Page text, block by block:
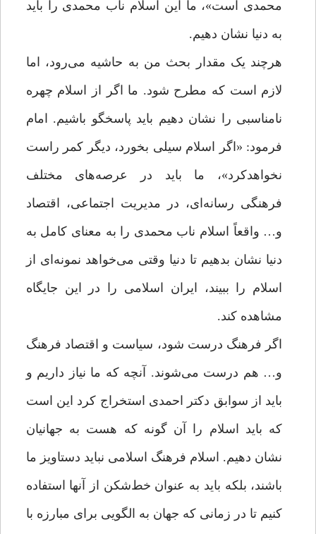
محمدی است»، ما این اسلام ناب محمدی را باید
به دنیا نشان دهیم.
هرچند یک مقدار بحث من به حاشیه می‌رود، اما
لازم است که مطرح شود. ما اگر از اسلام چهره
نامناسبی را نشان دهیم باید پاسخگو باشیم. امام
فرمود: «اگر اسلام سیلی بخورد، دیگر کمر راست
نخواهدکرد»، ما باید در عرصه‌های مختلف
فرهنگی رسانه‌ای، در مدیریت اجتماعی، اقتصاد
و… واقعاً اسلام ناب محمدی را به معنای کامل به
دنیا نشان بدهیم تا دنیا وقتی می‌خواهد نمونه‌ای از
اسلام را ببیند، ایران اسلامی را در این جایگاه
مشاهده کند.
اگر فرهنگ درست شود، سیاست و اقتصاد فرهنگ
و… هم درست می‌شوند. آنچه که ما نیاز داریم و
باید از سوابق دکتر احمدی استخراج کرد این است
که باید اسلام را آن گونه که هست به جهانیان
نشان دهیم. اسلام فرهنگ اسلامی نباید دستاویز ما
باشند، بلکه باید به عنوان خط‌شکن از آنها استفاده
کنیم تا در زمانی که جهان به الگویی برای مبارزه با